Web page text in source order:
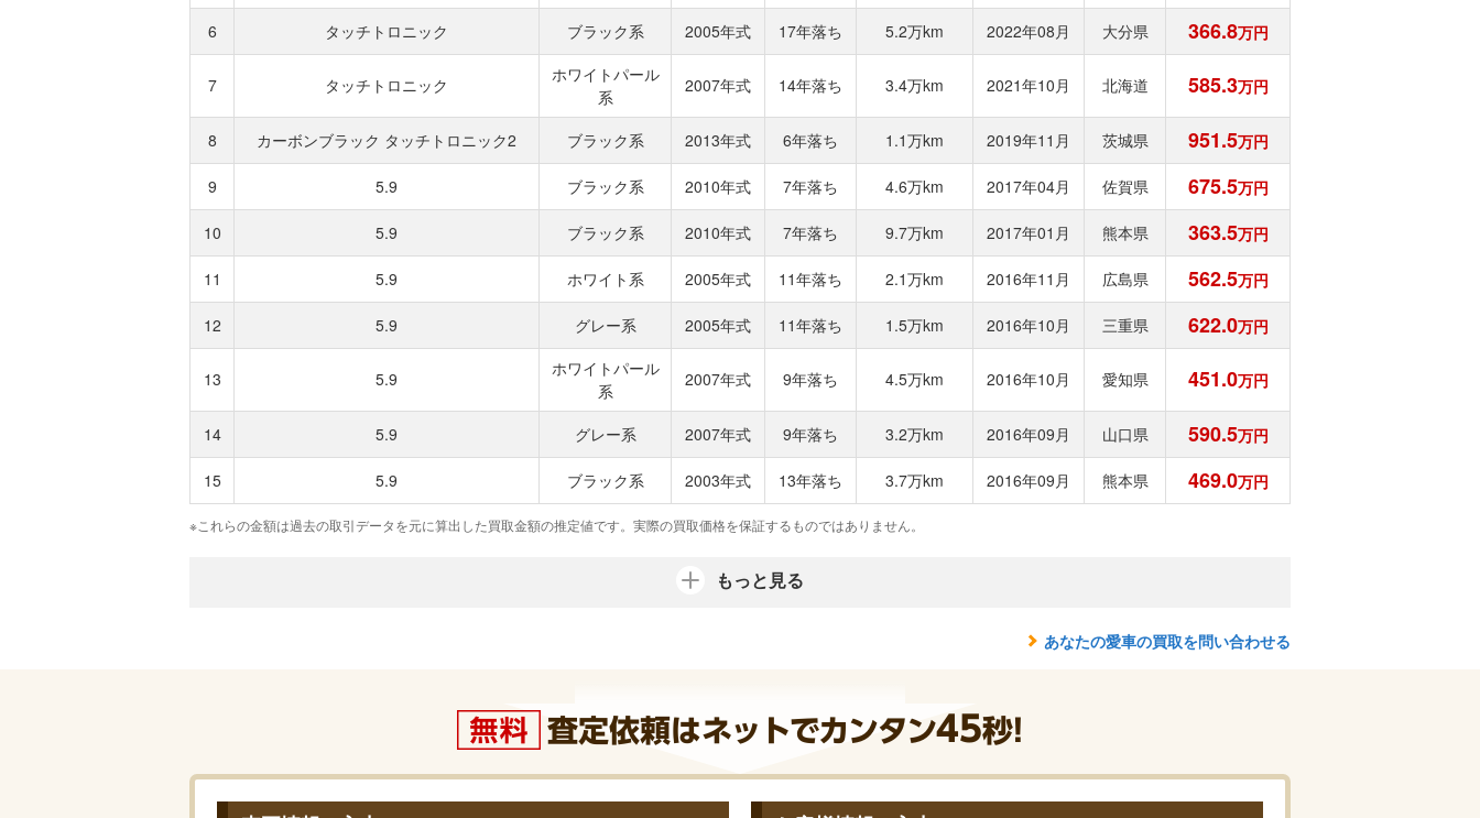
6 タッチトロニック ブラック系 2005年式 17年落ち 5.2万km 2022年08月 大分県 366.8万円
7 タッチトロニック
ホワイトパール
系
2007年式 14年落ち 3.4万km 2021年10月 北海道 585.3万円
8 カーボンブラック タッチトロニック2 ブラック系 2013年式 6年落ち 1.1万km 2019年11月 茨城県 951.5万円
9 5.9 ブラック系 2010年式 7年落ち 4.6万km 2017年04月 佐賀県 675.5万円
10 5.9 ブラック系 2010年式 7年落ち 9.7万km 2017年01月 熊本県 363.5万円
11 5.9 ホワイト系 2005年式 11年落ち 2.1万km 2016年11月 広島県 562.5万円
12 5.9 グレー系 2005年式 11年落ち 1.5万km 2016年10月 三重県 622.0万円
13 5.9
ホワイトパール
系
2007年式 9年落ち 4.5万km 2016年10月 愛知県 451.0万円
14 5.9 グレー系 2007年式 9年落ち 3.2万km 2016年09月 山口県 590.5万円
15 5.9 ブラック系 2003年式 13年落ち 3.7万km 2016年09月 熊本県 469.0万円
※これらの金額は過去の取引データを元に算出した買取金額の推定値です。実際の買取価格を保証するものではありません。
もっと見る
あなたの愛車の買取を問い合わせる